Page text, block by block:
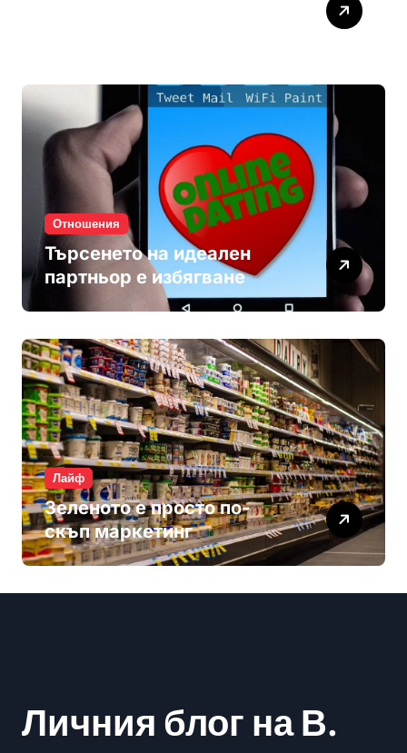
Отношения
Търсенето на идеален
партньор е избягване
Лайф
Зеленото е просто по-
скъп маркетинг
Личния блог на В.